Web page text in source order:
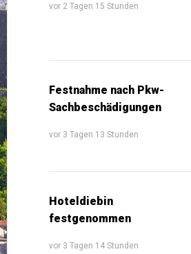
vor 2 Tagen 15 Stunden
Festnahme nach Pkw-
Sachbeschädigungen
vor 3 Tagen 13 Stunden
Hoteldiebin
festgenommen
vor 3 Tagen 14 Stunden